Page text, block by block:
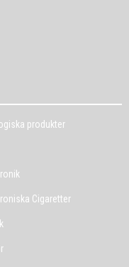
produkter
Cigaretter